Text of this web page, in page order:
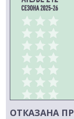
ОТКАЗАНА